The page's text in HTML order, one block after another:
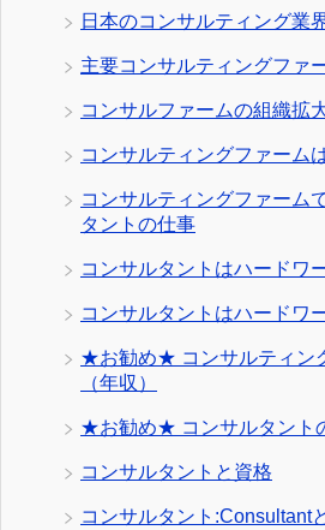
日本のコンサルティング業
主要コンサルティングファ
コンサルファームの組織拡
コンサルティングファーム
コンサルティングファーム
タントの仕事
コンサルタントはハードワ
コンサルタントはハードワ
★お勧め★ コンサルティン
（年収）
★お勧め★ コンサルタント
コンサルタントと資格
コンサルタント:Consultant